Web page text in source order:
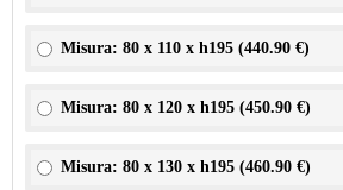
Misura: 80 x 110 x h195 (440.90 €)
Misura: 80 x 120 x h195 (450.90 €)
Misura: 80 x 130 x h195 (460.90 €)